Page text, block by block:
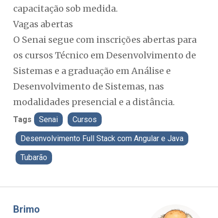
capacitação sob medida.
Vagas abertas
O Senai segue com inscrições abertas para
os cursos Técnico em Desenvolvimento de
Sistemas e a graduação em Análise e
Desenvolvimento de Sistemas, nas
modalidades presencial e a distância.
Tags Senai Cursos
Desenvolvimento Full Stack com Angular e Java
Tubarão
Misael Elias